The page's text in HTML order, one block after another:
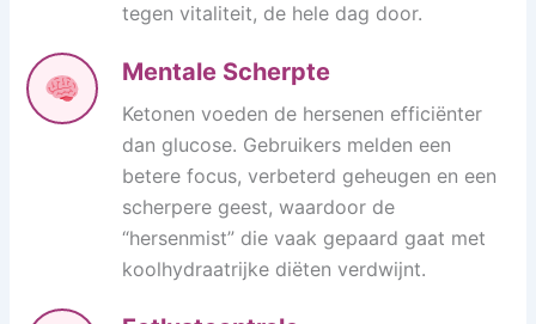
tegen vitaliteit, de hele dag door.
Mentale Scherpte
Ketonen voeden de hersenen efficiënter
dan glucose. Gebruikers melden een
betere focus, verbeterd geheugen en een
scherpere geest, waardoor de
“hersenmist” die vaak gepaard gaat met
koolhydraatrijke diëten verdwijnt.